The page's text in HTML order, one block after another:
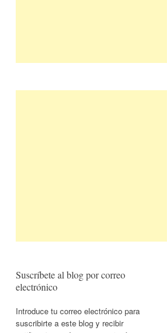
Suscríbete al blog por correo
electrónico
Introduce tu correo electrónico para
suscribirte a este blog y recibir